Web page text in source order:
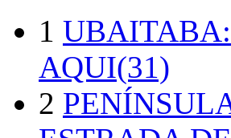
1
AQUI(31)
2